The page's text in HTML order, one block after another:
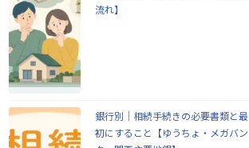
流れ】
銀行別｜相続手続きの必要書類と最
初にすること【ゆうちょ・メガバン